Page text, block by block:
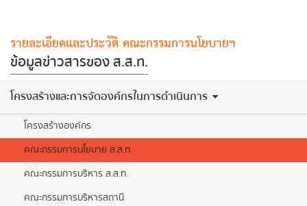
รายละเอียดและประวัติ คณะกรรมการนโยบายฯ
ข้อมูลข่าวสารของ ส.ส.ท.
​โครงสร้างและการจัดองค์กรในการดำเนินการ
โครงสร้างองค์กร
คณะกรรมการนโยบาย ส.ส.ท.
คณะกรรมการบริหาร ส.ส.ท.
คณะกรรมการบริหารสถานี